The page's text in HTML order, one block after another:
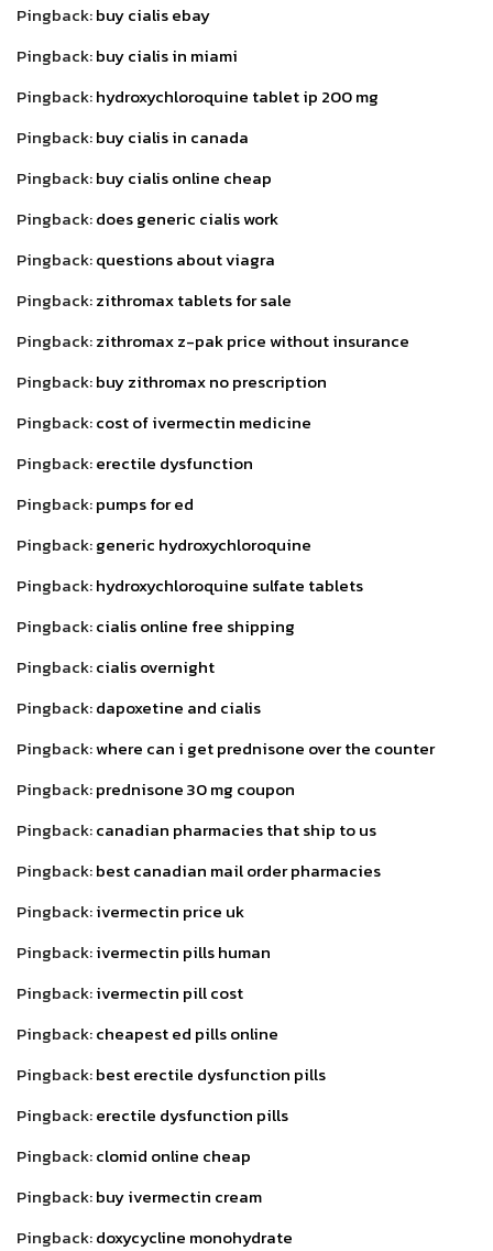
Pingback:buy cialis ebay
Pingback:buy cialis in miami
Pingback:hydroxychloroquine tablet ip 200 mg
Pingback:buy cialis in canada
Pingback:buy cialis online cheap
Pingback:does generic cialis work
Pingback:questions about viagra
Pingback:zithromax tablets for sale
Pingback:zithromax z-pak price without insurance
Pingback:buy zithromax no prescription
Pingback:cost of ivermectin medicine
Pingback:erectile dysfunction
Pingback:pumps for ed
Pingback:generic hydroxychloroquine
Pingback:hydroxychloroquine sulfate tablets
Pingback:cialis online free shipping
Pingback:cialis overnight
Pingback:dapoxetine and cialis
Pingback:where can i get prednisone over the counter
Pingback:prednisone 30 mg coupon
Pingback:canadian pharmacies that ship to us
Pingback:best canadian mail order pharmacies
Pingback:ivermectin price uk
Pingback:ivermectin pills human
Pingback:ivermectin pill cost
Pingback:cheapest ed pills online
Pingback:best erectile dysfunction pills
Pingback:erectile dysfunction pills
Pingback:clomid online cheap
Pingback:buy ivermectin cream
Pingback:doxycycline monohydrate